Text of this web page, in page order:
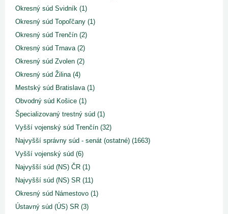
Okresný súd Svidník (1)
Okresný súd Topoľčany (1)
Okresný súd Trenčín (2)
Okresný súd Trnava (2)
Okresný súd Zvolen (2)
Okresný súd Žilina (4)
Mestský súd Bratislava (1)
Obvodný súd Košice (1)
Špecializovaný trestný súd (1)
Vyšší vojenský súd Trenčín (32)
Najvyšší správny súd - senát (ostatné) (1663)
Vyšší vojenský súd (6)
Najvyšší súd (NS) ČR (1)
Najvyšší súd (NS) SR (11)
Okresný súd Námestovo (1)
Ústavný súd (ÚS) SR (3)